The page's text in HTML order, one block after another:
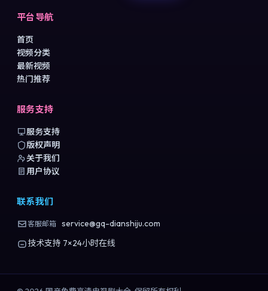
平台导航
首页
视频分类
最新视频
热门推荐
服务支持
服务支持
版权声明
关于我们
用户协议
联系我们
客服邮箱 service@gq-dianshiju.com
技术支持 7×24小时在线